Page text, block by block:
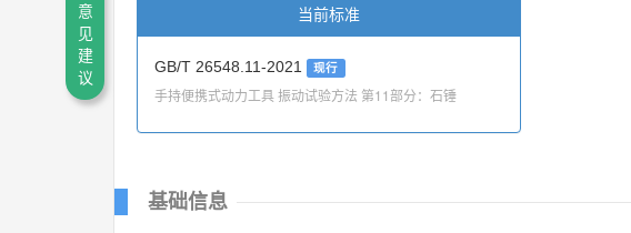
当前标准
GB/T 26548.11-2021 现行
手持便携式动力工具 振动试验方法 第11部分：石锤
基础信息
意
见
建
议